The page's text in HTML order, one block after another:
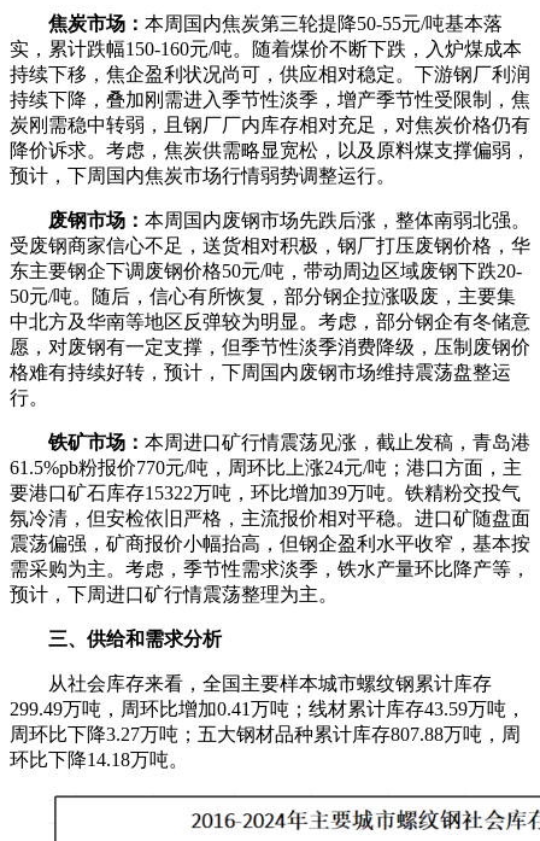
焦炭市场： 本周国内焦炭第三轮提降50-55元/吨基本落
实，累计跌幅150-160元/吨。随着煤价不断下跌，入炉煤成本
持续下移，焦企盈利状况尚可，供应相对稳定。下游钢厂利润
持续下降，叠加刚需进入季节性淡季，增产季节性受限制，焦
炭刚需稳中转弱，且钢厂厂内库存相对充足，对焦炭价格仍有
降价诉求。考虑，焦炭供需略显宽松，以及原料煤支撑偏弱，
预计，下周国内焦炭市场行情弱势调整运行。
废钢市场： 本周国内废钢市场先跌后涨，整体南弱北强。
受废钢商家信心不足，送货相对积极，钢厂打压废钢价格，华
东主要钢企下调废钢价格50元/吨，带动周边区域废钢下跌20-
50元/吨。随后，信心有所恢复，部分钢企拉涨吸废，主要集
中北方及华南等地区反弹较为明显。考虑，部分钢企有冬储意
愿，对废钢有一定支撑，但季节性淡季消费降级，压制废钢价
格难有持续好转，预计，下周国内废钢市场维持震荡盘整运
行。
铁矿市场： 本周进口矿行情震荡见涨，截止发稿，青岛港
61.5%pb粉报价770元/吨，周环比上涨24元/吨；港口方面，主
要港口矿石库存15322万吨，环比增加39万吨。铁精粉交投气
氛冷清，但安检依旧严格，主流报价相对平稳。进口矿随盘面
震荡偏强，矿商报价小幅抬高，但钢企盈利水平收窄，基本按
需采购为主。考虑，季节性需求淡季，铁水产量环比降产等，
预计，下周进口矿行情震荡整理为主。
三、供给和需求分析
从社会库存来看，全国主要样本城市螺纹钢累计库存
299.49万吨，周环比增加0.41万吨；线材累计库存43.59万吨，
周环比下降3.27万吨；五大钢材品种累计库存807.88万吨，周
环比下降14.18万吨。